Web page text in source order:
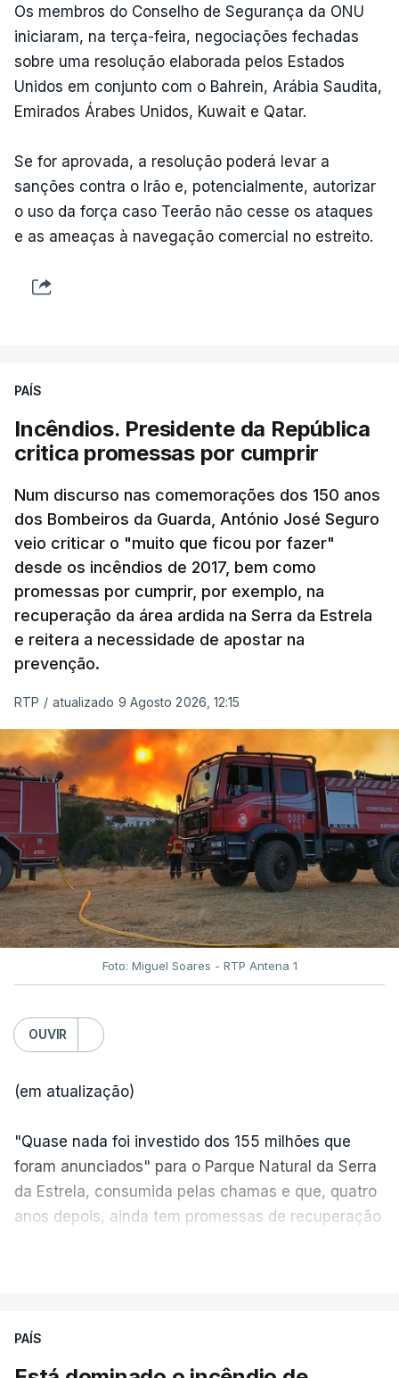
Os membros do Conselho de Segurança da ONU
iniciaram, na terça-feira, negociações fechadas
sobre uma resolução elaborada pelos Estados
Unidos em conjunto com o Bahrein, Arábia Saudita,
Emirados Árabes Unidos, Kuwait e Qatar.
Se for aprovada, a resolução poderá levar a
sanções contra o Irão e, potencialmente, autorizar
o uso da força caso Teerão não cesse os ataques
e as ameaças à navegação comercial no estreito.
PAÍS
Incêndios. Presidente da República
critica promessas por cumprir
Num discurso nas comemorações dos 150 anos
dos Bombeiros da Guarda, António José Seguro
veio criticar o "muito que ficou por fazer"
desde os incêndios de 2017, bem como
promessas por cumprir, por exemplo, na
recuperação da área ardida na Serra da Estrela
e reitera a necessidade de apostar na
prevenção.
RTP / atualizado 9 Agosto 2026, 12:15
Foto: Miguel Soares - RTP Antena 1
OUVIR
(em atualização)
"Quase nada foi investido dos 155 milhões que
foram anunciados" para o Parque Natural da Serra
da Estrela, consumida pelas chamas e que, quatro
anos depois, ainda tem promessas de recuperação
PAÍS